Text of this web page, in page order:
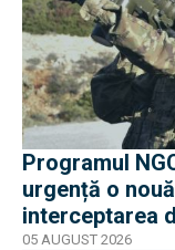
Programul
urgență o
interceptarea
05 AUGUST 2026